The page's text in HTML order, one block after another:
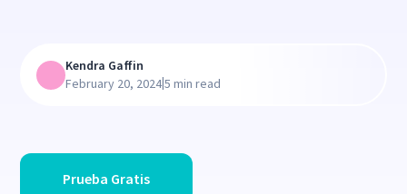
Prueba Gratis
Kendra Gaffin
February 20, 2024|5 min read